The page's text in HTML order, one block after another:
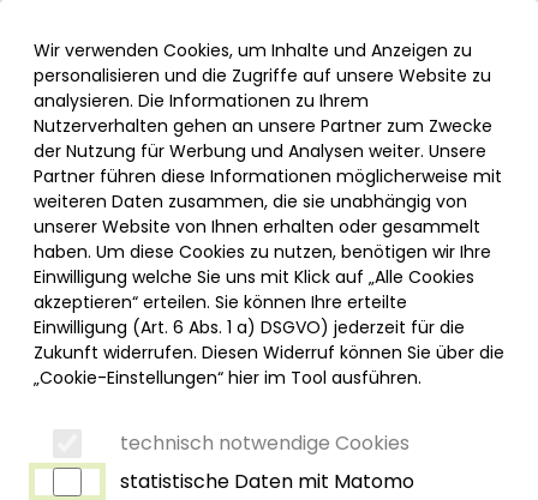
Informationen und Einstellungen zur Barrierefreiheit
Menü
Wir verwenden Cookies, um Inhalte und Anzeigen zu
personalisieren und die Zugriffe auf unsere Website zu
analysieren. Die Informationen zu Ihrem
Nutzerverhalten gehen an unsere Partner zum Zwecke
der Nutzung für Werbung und Analysen weiter. Unsere
Partner führen diese Informationen möglicherweise mit
weiteren Daten zusammen, die sie unabhängig von
unserer Website von Ihnen erhalten oder gesammelt
haben. Um diese Cookies zu nutzen, benötigen wir Ihre
Einwilligung welche Sie uns mit Klick auf „Alle Cookies
akzeptieren“ erteilen. Sie können Ihre erteilte
Einwilligung (Art. 6 Abs. 1 a) DSGVO) jederzeit für die
Zukunft widerrufen. Diesen Widerruf können Sie über die
„Cookie-Einstellungen“ hier im Tool ausführen.
technisch notwendige Cookies
statistische Daten mit Matomo